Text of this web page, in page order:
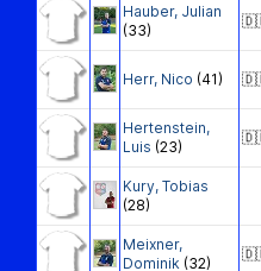
Hauber, Julian
(33)
Herr, Nico (41)
Hertenstein,
Luis (23)
Kury, Tobias
(28)
Meixner,
Dominik (32)